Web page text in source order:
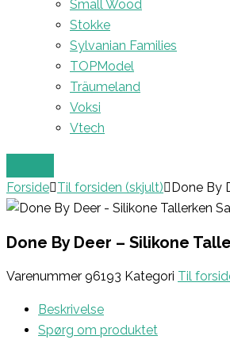
Small Wood
Stokke
Sylvanian Families
TOPModel
Träumeland
Voksi
Vtech
Forside Til forsiden (skjult) Done By
Done By Deer – Silikone
Varenummer 96193 Kategori Til
Beskrivelse
Spørg om produktet